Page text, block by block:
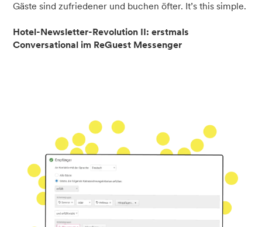
Gäste sind zufriedener und buchen öfter. It’s this simple.
Hotel-Newsletter-Revolution II: erstmals
Conversational im ReGuest Messenger